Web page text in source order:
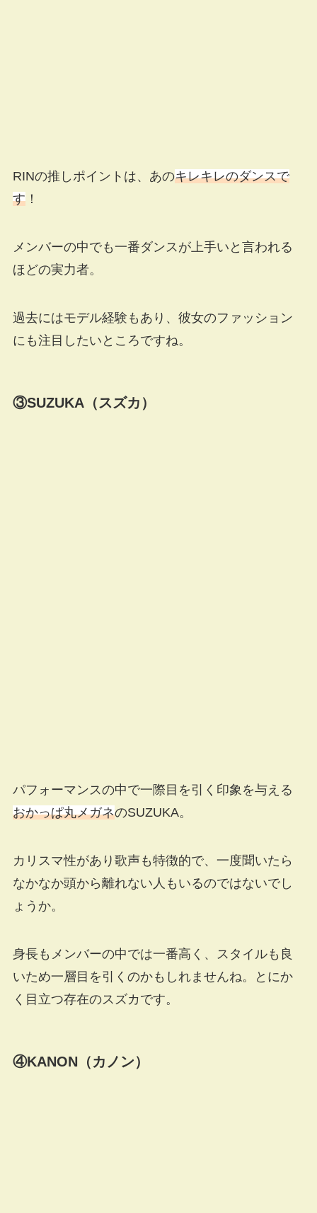
RINの推しポイントは、あのキレキレのダンスで
す！
メンバーの中でも一番ダンスが上手いと言われる
ほどの実力者。
過去にはモデル経験もあり、彼女のファッション
にも注目したいところですね。
③SUZUKA（スズカ）
パフォーマンスの中で一際目を引く印象を与える
おかっぱ丸メガネのSUZUKA。
カリスマ性があり歌声も特徴的で、一度聞いたら
なかなか頭から離れない人もいるのではないでし
ょうか。
身長もメンバーの中では一番高く、スタイルも良
いため一層目を引くのかもしれませんね。とにか
く目立つ存在のスズカです。
④KANON（カノン）